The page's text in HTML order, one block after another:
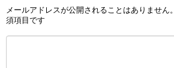
メールアドレスが公開されることはありません。
須項目です